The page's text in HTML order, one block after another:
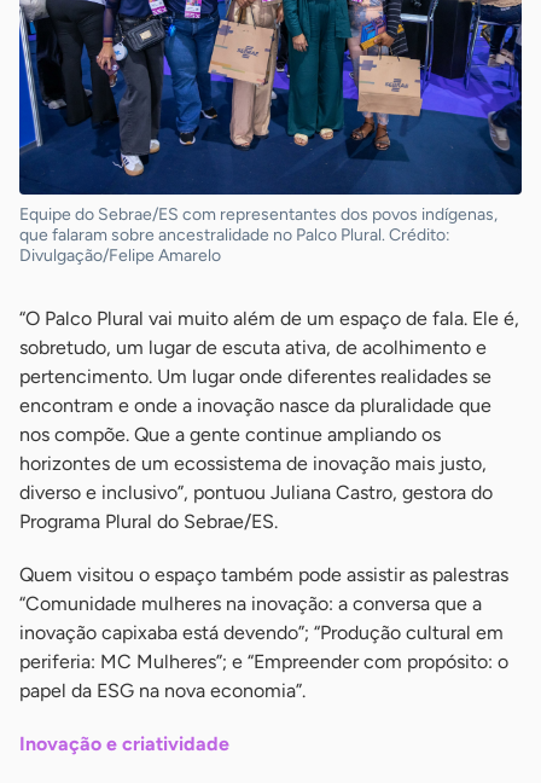
Equipe do Sebrae/ES com representantes dos povos indígenas,
que falaram sobre ancestralidade no Palco Plural. Crédito:
Divulgação/Felipe Amarelo
“O Palco Plural vai muito além de um espaço de fala. Ele é,
sobretudo, um lugar de escuta ativa, de acolhimento e
pertencimento. Um lugar onde diferentes realidades se
encontram e onde a inovação nasce da pluralidade que
nos compõe. Que a gente continue ampliando os
horizontes de um ecossistema de inovação mais justo,
diverso e inclusivo”, pontuou Juliana Castro, gestora do
Programa Plural do Sebrae/ES.
Quem visitou o espaço também pode assistir as palestras
“Comunidade mulheres na inovação: a conversa que a
inovação capixaba está devendo”; “Produção cultural em
periferia: MC Mulheres”; e “Empreender com propósito: o
papel da ESG na nova economia”.
Inovação e criatividade